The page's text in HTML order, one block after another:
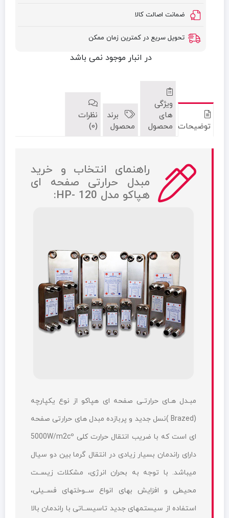
ضمانت اصالت کالا
تحویل سریع در کمترین زمان ممکن
در انبار موجود نمی باشد
توضیحات
ویژگی
های
محصول
برند
محصول
نظرات
(0)
راهنمای انتخاب و خرید
مبدل حرارتی صفحه ای
هپاکو مدل HP- 120
:
مبـدل هـای حرارتـی صفحه ای هپاکو از نوع یکپارچه
(Brazed )نسل جدید و پربازده مبدل های حرارتی صفحه
ای است که با ضریب انتقال حرارت کلی 5000W/m2cº
دارای راندمان بسیار زیادی در انتقال گرما بین دو سیال
میباشد. با توجه به بحران انرژی، مشکلات زیســت
محیطی و افزایش بهای انواع ســوختهای فســیلی،
استفاده از سیستمهای جدید تاسیســاتی با راندمان بالا